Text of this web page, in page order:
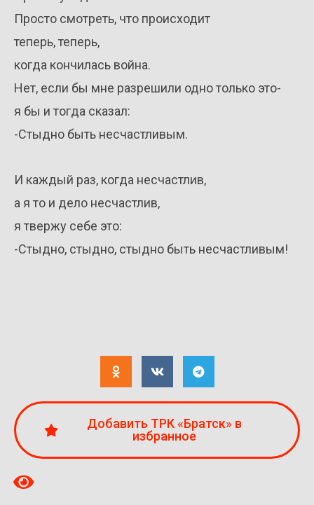
Просто смотреть, что происходит
теперь, теперь,
когда кончилась война.
Нет, если бы мне разрешили одно только это-
я бы и тогда сказал:
-Стыдно быть несчастливым.
И каждый раз, когда несчастлив,
а я то и дело несчастлив,
я твержу себе это:
-Стыдно, стыдно, стыдно быть несчастливым!
Добавить ТРК «Братск» в
избранное